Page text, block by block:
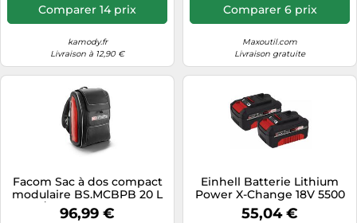
Comparer 14 prix
kamody.fr
Livraison à 12,90 €
Comparer 6 prix
Maxoutil.com
Livraison gratuite
Facom Sac à dos compact
modulaire BS.MCBPB 20 L
noir/rouge 30x18x48 cm
96,99 €
Einhell Batterie Lithium
Power X-Change 18V 5500
mAh – Pack de 2
55,04 €